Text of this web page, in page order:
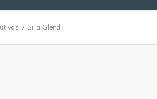
/ Silla Glend